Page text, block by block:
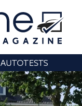
AUTOTESTS